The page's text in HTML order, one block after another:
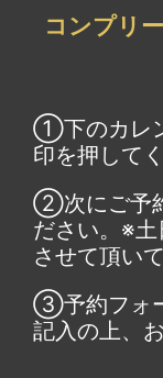
コンプリ
①下のカレ
印を押して
②次にご予
ださい。※
させて頂い
③予約フォ
記入の上、